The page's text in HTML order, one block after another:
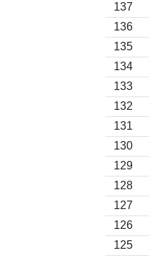
137
136
135
134
133
132
131
130
129
128
127
126
125